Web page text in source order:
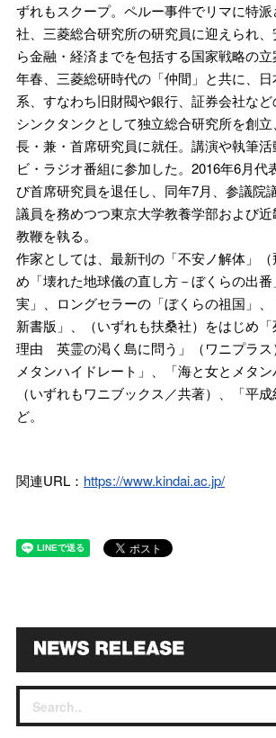
ずれもスクープ。ペルー事件でリマに特
社、三菱総合研究所の研究員に迎えられ
ら金融・経済までを包括する国家戦略の
年春、三菱総研時代の「仲間」と共に、
系、すなわち旧財閥や銀行、証券会社な
シンクタンクとして独立総合研究所を創
長・兼・首席研究員に就任。講演や執筆
ビ・ラジオ番組に参加した。2016年6月代
び首席研究員を退任し、同年7月、参議院
議員を務めつつ東京大学教養学部および
教鞭を執る。
作家としては、最新刊の「不安ノ解体」
め「壊れた地球儀の直し方－ぼくらの出
実」、ロングセラーの「ぼくらの祖国」、
新書版」、（いずれも扶桑社）をはじめ
理由 英霊の渇く島に問う」（ワニプラス
メタンハイドレート」、「海と女とメタン
（いずれもワニブックス／共著）、「平
ど。
関連URL： https://www.kindai.ac.jp/